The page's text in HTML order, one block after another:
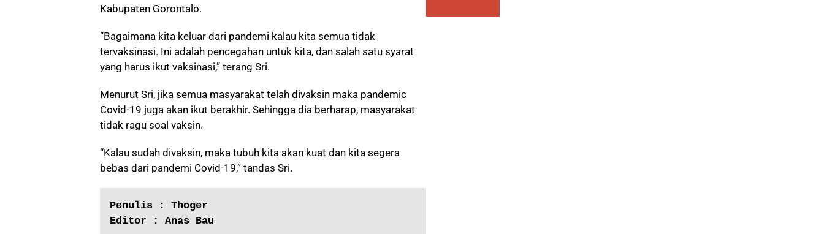
Kabupaten Gorontalo.
“Bagaimana kita keluar dari pandemi kalau kita semua tidak
tervaksinasi. Ini adalah pencegahan untuk kita, dan salah satu syarat
yang harus ikut vaksinasi,” terang Sri.
Menurut Sri, jika semua masyarakat telah divaksin maka pandemic
Covid-19 juga akan ikut berakhir. Sehingga dia berharap, masyarakat
tidak ragu soal vaksin.
“Kalau sudah divaksin, maka tubuh kita akan kuat dan kita segera
bebas dari pandemi Covid-19,” tandas Sri.
Penulis : Thoger
Editor : Anas Bau